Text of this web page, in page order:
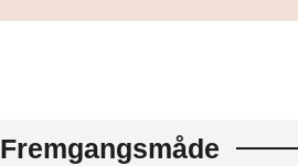
Fremgangsmåde